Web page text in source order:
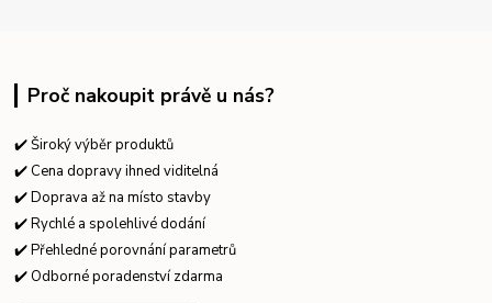
Proč nakoupit právě u nás?
✔️ Široký výběr produktů
✔️ Cena dopravy ihned viditelná
✔️ Doprava až na místo stavby
✔️ Rychlé a spolehlivé dodání
✔️ Přehledné porovnání parametrů
✔️ Odborné poradenství zdarma